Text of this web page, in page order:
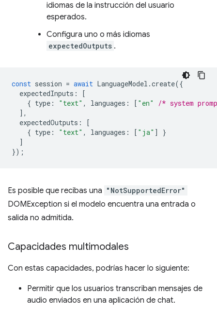
idiomas de la instrucción del usuario
esperados.
Configura uno o más idiomas
expectedOutputs .
const session = await LanguageModel .create({
expectedInputs :
[
{ type : "text" , languages : [ "en"
/* system
],
expectedOutputs :
[
{ type : "text" , languages : [ "ja" ]
}
]
});
Es posible que recibas una "NotSupportedError"
DOMException si el modelo encuentra una entrada o
salida no admitida.
Capacidades multimodales
Con estas capacidades, podrías hacer lo siguiente:
Permitir que los usuarios transcriban mensajes de
audio enviados en una aplicación de chat.